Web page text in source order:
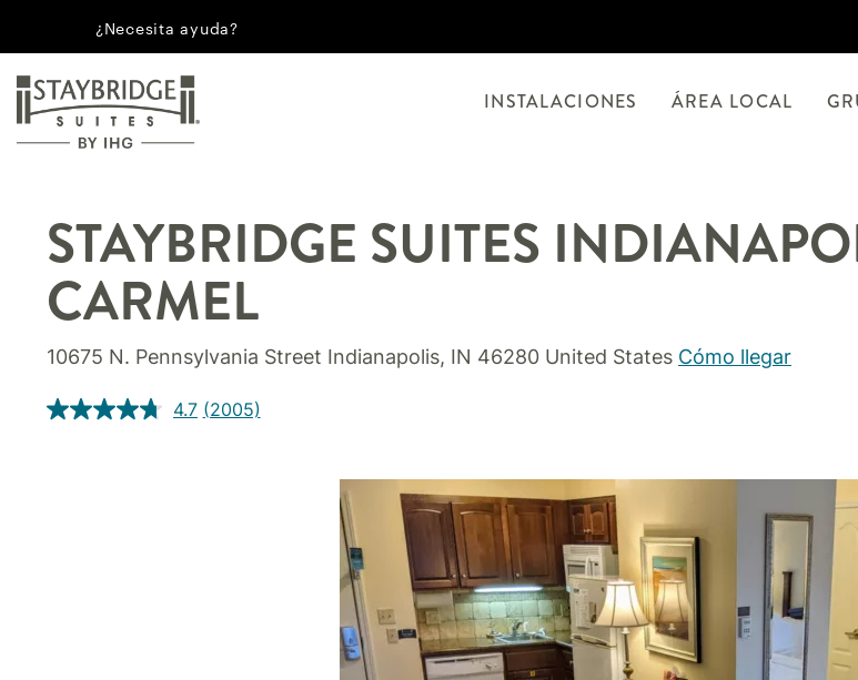
¿Necesita ayuda?
INSTALACIONES ÁREA LOCAL
STAYBRIDGE SUITES
CARMEL
10675 N. Pennsylvania Street Indianapolis, IN 46280 United States Cómo llegar
4.7 (2005)